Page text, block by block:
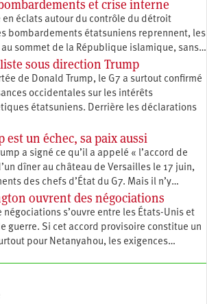
et crise interne
en éclats autour du contrôle du détroit
bombardements étatsuniens reprennent, les
sommet de la République islamique, sans…
sous direction Trump
de Donald Trump, le G7 a surtout confirmé
occidentales sur les intérêts
étatsuniens. Derrière les déclarations
est un échec, sa paix aussi
a signé ce qu’il a appelé « l’accord de
dîner au château de Versailles le 17 juin,
des chefs d’État du G7. Mais il n’y…
ouvrent des négociations
s’ouvre entre les États-Unis et
guerre. Si cet accord provisoire constitue un
pour Netanyahou, les exigences…